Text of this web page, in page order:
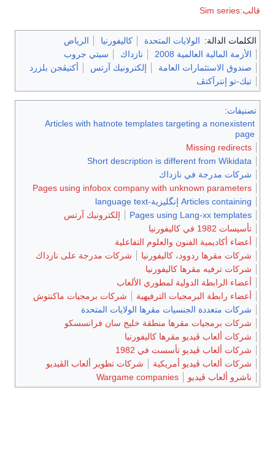
قالب:Sim series
الكلمات الدالة: الولايات المتحدة كاليفورنيا
الرياض
الأزمة المالية العالمية 2008
نازداك
سيتي جروب
صندوق الاستثمارات العامة
إلكترونيك آرتس
أكتيڤجن بلزرد
تيك-تو إنترآكتڤ
تصنيفات:
Articles with hatnote templates targeting a nonexistent
page
Missing redirects
Short description is different from Wikidata
شركات مدرجة في نازداك
Pages using infobox company with unknown parameters
Articles containing إنگليزية-language text
Pages using Lang-xx templates
إلكترونيك آرتس
تأسيسات 1982 في كاليفورنيا
أعضاء أكاديمية الفنون والعلوم التفاعلية
شركات مقرها ردوود، كاليفورنيا
شركات مدرجة على نازداك
شركات ترفيه مقرها كاليفورنيا
أعضاء الرابطة الدولية لمطوري الألعاب
أعضاء رابطة البرمجيات الترفيهية
شركات برمجيات ماكنتوش
شركات متعددة الجنسيات مقرها الولايات المتحدة
شركات برمجيات مقرها منطقة خليج سان فرانسسكو
شركات ألعاب ڤيديو مقرها كاليفورنيا
شركات ألعاب ڤيديو تأسست في 1982
شركات ألعاب ڤيديو أمريكية
شركات تطوير ألعاب الڤيديو
ناشرو ألعاب ڤيديو
Wargame companies